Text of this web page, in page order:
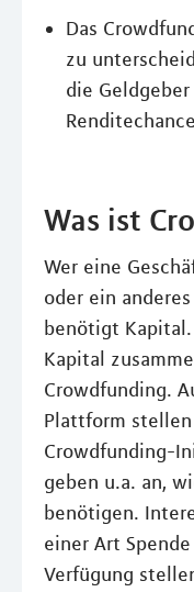
Das
zu
die
Was ist
Wer eine
oder ein
benötigt
Kapital
Crowdfunding.
Plattform
Crowdfunding-
geben u.a. an,
benötigen.
einer Art
Verfügung